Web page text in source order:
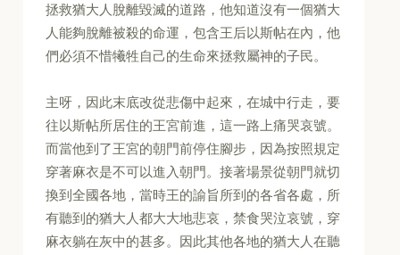
拯救猶大人脫離毀滅的道路，他知道沒有一個猶大
人能夠脫離被殺的命運，包含王后以斯帖在內，他
們必須不惜犧牲自己的生命來拯救屬神的子民。
主呀，因此末底改從悲傷中起來，在城中行走，要
往以斯帖所居住的王宮前進，這一路上痛哭哀號。
而當他到了王宮的朝門前停住腳步，因為按照規定
穿著麻衣是不可以進入朝門。接著場景從朝門就切
換到全國各地，當時王的諭旨所到的各省各處，所
有聽到的猶大人都大大地悲哀，禁食哭泣哀號，穿
麻衣躺在灰中的甚多。因此其他各地的猶大人在聽